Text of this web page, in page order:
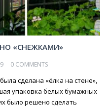
«СНЕЖКАМИ»
0 COMMENTS
сделана «ёлка на стене»,
упаковка белых бумажных
было решено сделать